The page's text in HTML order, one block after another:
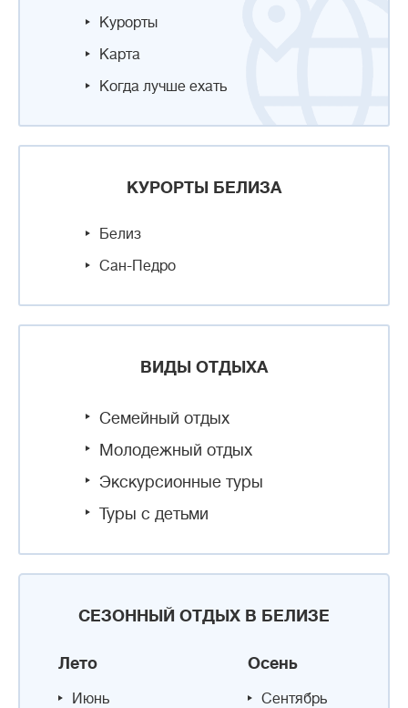
Курорты
Карта
Когда лучше ехать
КУРОРТЫ БЕЛИЗА
Белиз
Сан-Педро
ВИДЫ ОТДЫХА
Семейный отдых
Молодежный отдых
Экскурсионные туры
Туры с детьми
СЕЗОННЫЙ ОТДЫХ В БЕЛИЗЕ
Лето
Июнь
Осень
Сентябрь